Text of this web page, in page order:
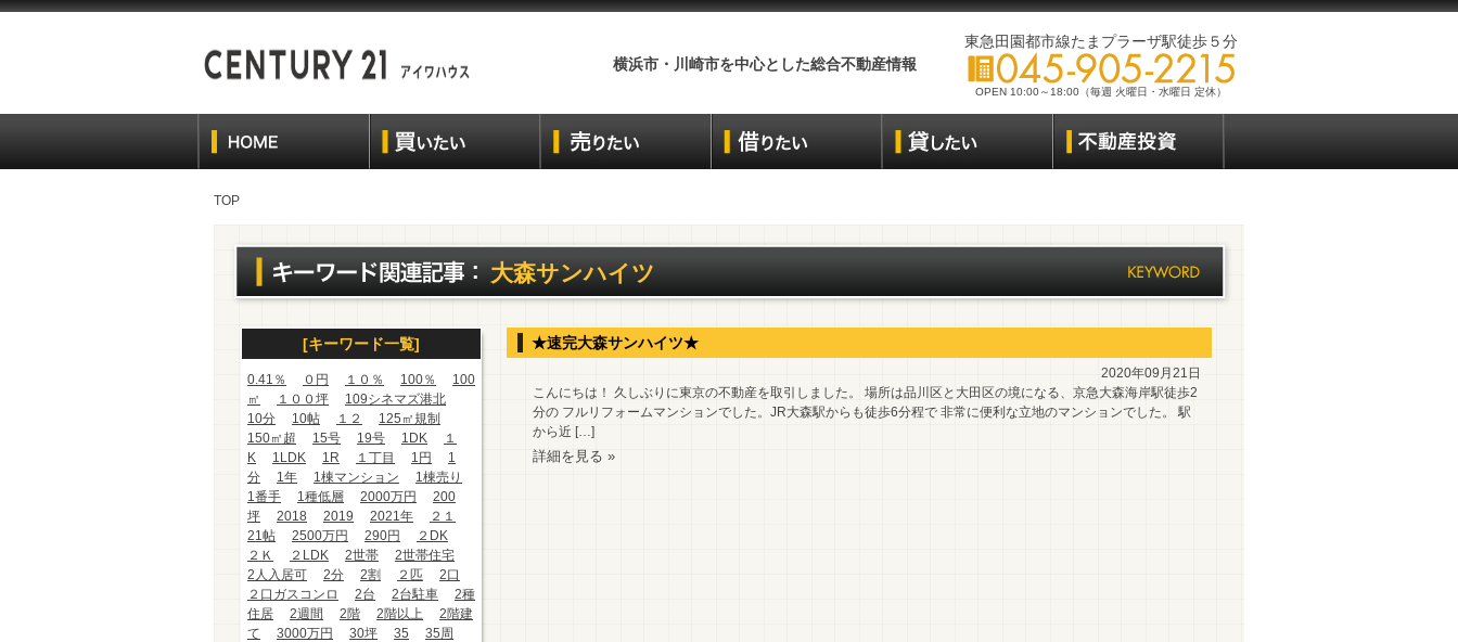
横浜市・川崎市を中心とした総合不動産情報
東急田園都市線たまプラーザ駅徒歩５分
OPEN 10:00～18:00（毎週 火曜日・水曜日 定休）
TOP
大森サンハイツ
[キーワード一覧]
0.41％ ０円 １０％ 100％
100
㎡
１００坪
109シネマズ港北
10分
10帖 １２
125㎡規制
150㎡超
15号 19号 1DK
１
K
1LDK 1R １丁目 1円
1
分
1年 1棟マンション
1棟売り
1番手
1種低層 2000万円
200
坪
2018 2019 2021年
２１
21帖
2500万円 290円
２DK
２Ｋ
２LDK 2世帯
2世帯住宅
2人入居可
2分 2割 ２匹
2口
２口ガスコンロ
2台 2台駐車
2種
住居
2週間 2階 2階以上
2階建
て
3000万円 30坪 35
35周
★速完大森サンハイツ★
2020年09月21日
こんにちは！ 久しぶりに東京の不動産を取引しました。 場所は品川区と大田区の境になる、京急大森海岸駅徒歩2
分の フルリフォームマンションでした。JR大森駅からも徒歩6分程で 非常に便利な立地のマンションでした。 駅
から近 […]
詳細を見る »